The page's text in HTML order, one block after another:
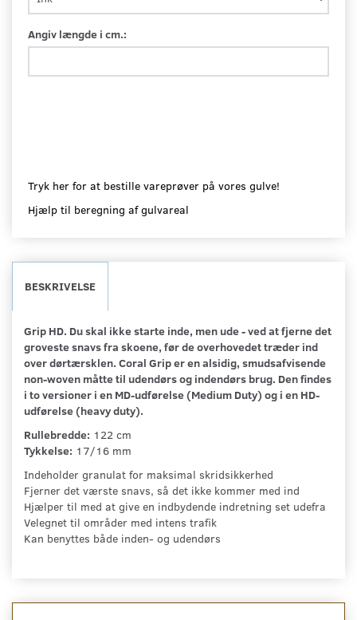
Angiv længde i cm.:
Tryk her for at bestille vareprøver på vores gulve!
Hjælp til beregning af gulvareal
BESKRIVELSE
Grip HD. Du skal ikke starte inde, men ude - ved at fjerne det
groveste snavs fra skoene, før de overhovedet træder ind
over dørtærsklen. Coral Grip er en alsidig, smudsafvisende
non-woven måtte til udendørs og indendørs brug. Den findes
i to versioner i en MD-udførelse (Medium Duty) og i en HD-
udførelse (heavy duty).
Rullebredde: 122 cm
Tykkelse: 17/16 mm
Indeholder granulat for maksimal skridsikkerhed
Fjerner det værste snavs, så det ikke kommer med ind
Hjælper til med at give en indbydende indretning set udefra
Velegnet til områder med intens trafik
Kan benyttes både inden- og udendørs